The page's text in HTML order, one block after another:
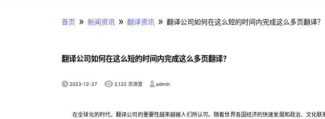
首页 » 新闻资讯 » 翻译资讯 » 翻译公司如何在这么短的时间内完成这么多页翻译？
翻译公司如何在这么短的时间内完成这么多页翻译？
2023-12-27 2,122 次浏览 admin
在全球化的时代，翻译公司的重要性越来越被人们所认可。随着世界各国经济的快速发展和政治、文化联